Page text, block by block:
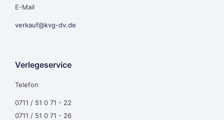
E-Mail
verkauf@kvg-dv.de
Verlegeservice
Telefon
0711 / 51 0 71 - 22
0711 / 51 0 71 - 26